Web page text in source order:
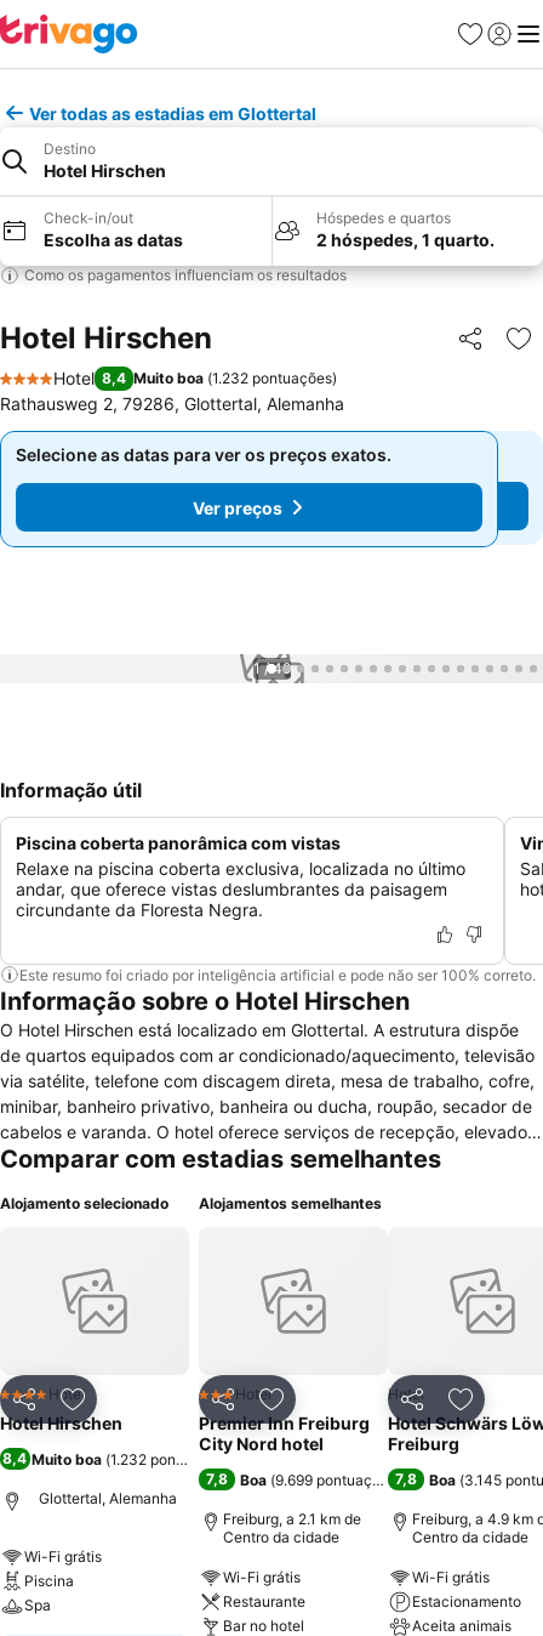
Favoritos
Iniciar
Ver todas as estadias em Glottertal
Destino
Hotel Hirschen
Check-in/out
Escolha as datas
Hóspedes e quartos
2 hóspedes, 1 quarto.
Como os pagamentos influenciam os resultados
Hotel Hirschen Partilhar
4 Estrelas
Hotel 8,4 Muito boa (1.232 pontuações)
Rathausweg 2, 79286, Glottertal, Alemanha
Selecione as datas para ver os preços exatos.
Ver preços
Selecione as datas para ver os preços exatos.
Ver preços
1 / 49
Informação útil
Piscina coberta panorâmica com vistas
Relaxe na piscina coberta exclusiva, localizada no último
andar, que oferece vistas deslumbrantes da paisagem
circundante da Floresta Negra.
Este resumo foi criado por inteligência artificial e pode não ser 100% correto.
Informação sobre o Hotel Hirschen
O Hotel Hirschen está localizado em Glottertal. A estrutura dispõe
de quartos equipados com ar condicionado/aquecimento, televisão
via satélite, telefone com discagem direta, mesa de trabalho, cofre,
minibar, banheiro privativo, banheira ou ducha, roupão, secador de
cabelos e varanda. O hotel oferece serviços de recepção, elevador,
serviço de quartos, café da manhã no quarto, cofre para guarda de
engraxar sapatos, pet friendly, fax, xerox, aluguel de bicicletas,
gratuito. Possui instalações para reuniões, eventos e conferências.
Na área de lazer está à disposição do hóspede quadra de tênis,
academia, caminhadas, sauna, massagem, banho turco/vapor,
de café da manhã (pequeno almoço) diariamente e pratos da
culinária regional.
Comparar com estadias semelhantes
Alojamento selecionado
PartilharAdicionar aos favoritos
4 EstrelasHotel
Hotel Hirschen
8,4 Muito boa (1.232 pontuações
Glottertal, Alemanha
Wi-Fi grátis
Piscina
Spa
Alojamentos semelhantes
PartilharAdicionar aos favoritos
3 Estrelas
Hotel
Premier Inn Freiburg
City Nord hotel
7,8 Boa (9.699 pontuações)
Freiburg, a 2.1 km de
Centro da cidade
Wi-Fi grátis
Restaurante
Bar no hotel
Partilhar
Hotel
Hotel Schwärs
Freiburg
7,8 Boa (3.145
Freiburg, a 4.9 km
Centro da cidade
Wi-Fi grátis
Estacionamento
Aceita animais